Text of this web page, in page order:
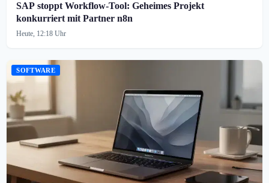
SAP stoppt Workflow-Tool: Geheimes Projekt
konkurriert mit Partner n8n
Heute, 12:18 Uhr
SOFTWARE